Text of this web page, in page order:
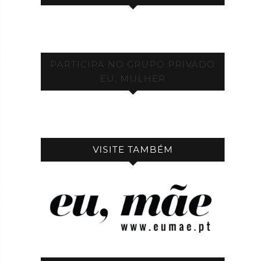
PARTICIPA NO GRUPO PRIVADO
EU, MULHER
VISITE TAMBÉM